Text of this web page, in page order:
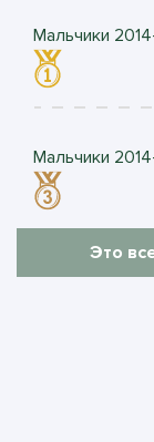
Мальчики
Мальчики
Это